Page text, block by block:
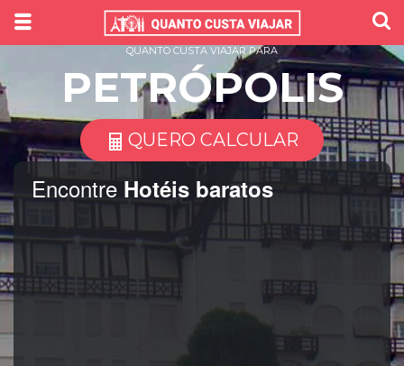
Encontre Hotéis baratos
QUANTO CUSTA VIAJAR PARA
PETRÓPOLIS
QUERO CALCULAR